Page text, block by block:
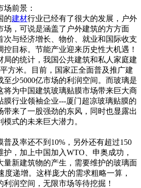
前景：
的建材行业已经有了很大的发展，户外
场，可说是涵盖了户外建筑的方方面
次与经济增长、物价、就业和国际收支
目标。节能产业迎来历史性大机遇！
局的统计，我国公共建筑和私人家庭建
方米。目前，国家正全面普及推广建
少5000亿市场的利润空间。而玻璃是
将为中国建筑玻璃贴膜市场带来巨大商
膜行业领袖企业---厦门超凉玻璃贴膜的
带来了一股强劲的东风，同时也显露出
式的未来巨大潜力。
及率还不到10%，另外还有超过150
，加上中国加入WTO、申奥成功，
量新建筑物的产生，需要维护的玻璃面
度递增。这样庞大的需求粗略一算，
利润空间，无限市场等待挖掘！